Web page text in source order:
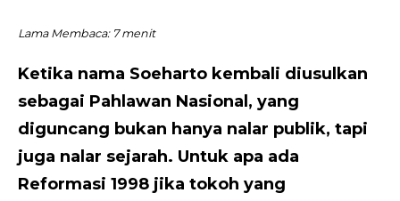
Lama Membaca: 7 menit
Ketika nama Soeharto kembali diusulkan
sebagai Pahlawan Nasional, yang
diguncang bukan hanya nalar publik, tapi
juga nalar sejarah. Untuk apa ada
Reformasi 1998 jika tokoh yang